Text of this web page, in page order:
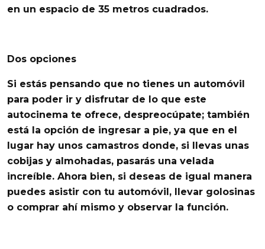
en un espacio de 35 metros cuadrados.
Dos opciones
Si estás pensando que no tienes un automóvil
para poder ir y disfrutar de lo que este
autocinema te ofrece, despreocúpate; también
está la opción de ingresar a pie, ya que en el
lugar hay unos camastros donde, si llevas unas
cobijas y almohadas, pasarás una velada
increíble. Ahora bien, si deseas de igual manera
puedes asistir con tu automóvil, llevar golosinas
o comprar ahí mismo y observar la función.